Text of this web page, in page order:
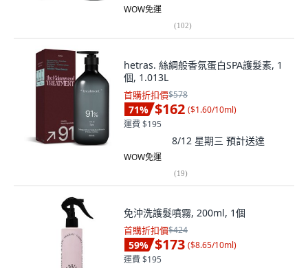
WOW免運
(102)
hetras. 絲綢般香氛蛋白SPA護髮素, 1
個, 1.013L
首購折扣價$578
71% $162 ($1.60/10ml)
運費 $195
8/12 星期三 預計送達
WOW免運
(19)
免沖洗護髮噴霧, 200ml, 1個
首購折扣價$424
59% $173 ($8.65/10ml)
運費 $195